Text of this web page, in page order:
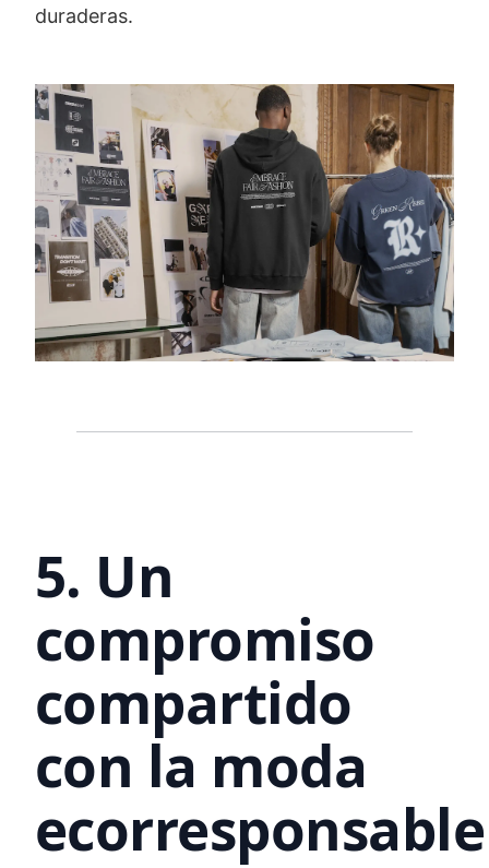
duraderas.
5. Un
compromiso
compartido
con la moda
ecorresponsable